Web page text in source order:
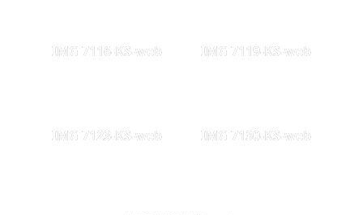
IMG 7116-KS-web IMG 7119-KS-web
IMG 7123-KS-web IMG 7130-KS-web